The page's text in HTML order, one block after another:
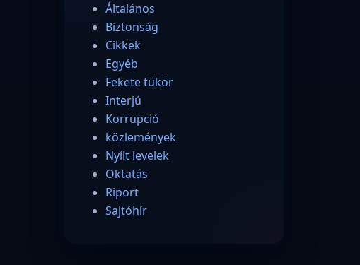
Általános
Biztonság
Cikkek
Egyéb
Fekete tükör
Interjú
Korrupció
közlemények
Nyílt levelek
Oktatás
Riport
Sajtóhír